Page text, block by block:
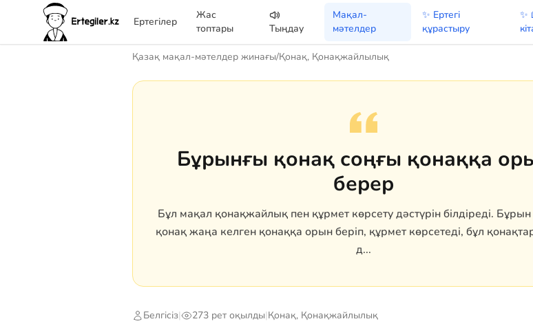
Ертегілер
Жас
топтары
Тыңдау
Мақал-
мәтелдер
✨ Ертегі
құрастыру
✨
Қазақ мақал-мәтелдер жинағы/Қонақ, Қонақжайлылық
Бұрынғы қонақ соңғы қонаққа
берер
Бұл мақал қонақжайлық пен құрмет көрсету дәстүрін білдіреді.
қонақ жаңа келген қонаққа орын беріп, құрмет көрсетеді, бұл
д...
Белгісіз| 273 рет оқылды|Қонақ, Қонақжайлылық